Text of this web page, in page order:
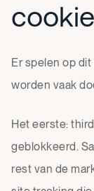
Er spelen op
worden vaak
Het eerste:
geblokkeerd.
rest van de